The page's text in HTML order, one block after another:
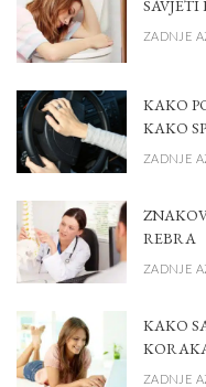
ZADNJE
KAKO
KAKO
ZADNJE
REBRA
ZADNJE
KAKO
ZADNJE